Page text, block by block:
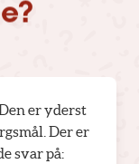
er yderst
Der er
svar på: